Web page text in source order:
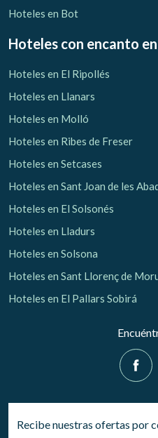
Hoteles en Bot
Hoteles con encanto
Hoteles en El Ripollés
Hoteles en Llanars
Hoteles en Molló
Hoteles en Ribes de Freser
Hoteles en Setcases
Hoteles en Sant Joan de les
Hoteles en El Solsonés
Hoteles en Lladurs
Hoteles en Solsona
Hoteles en Sant Llorenç de
Hoteles en El Pallars Sobirá
Recibe nuestras ofertas por